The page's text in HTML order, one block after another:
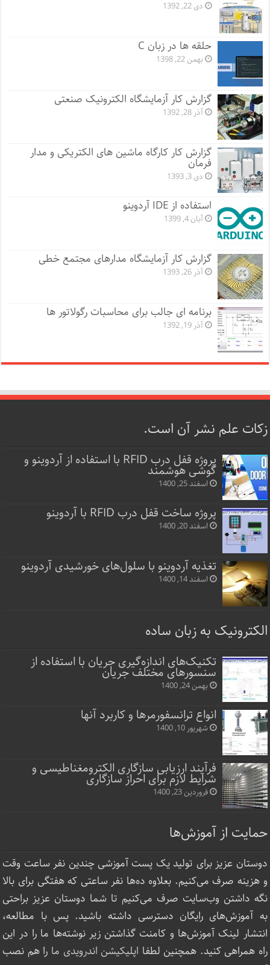
دی 22, 1392
حلقه ها در زبان C
بهمن 22, 1398
گزارش کار آزمایشگاه الکترونیک صنعتی
آذر 28, 1392
گزارش کار کارگاه ماشین های الکتریکی و مدار
فرمان
دی 3, 1393
استفاده از IDE آردوینو
آبان 4, 1399
گزارش کار آزمایشگاه مدارهای مجتمع خطی
آذر 26, 1393
برنامه ای جالب برای محاسبات رگولاتور ها
آذر 19, 1392
زکات علم نشر آن است.
پروژه قفل‌ درب RFID با استفاده از آردوینو و
گوشی هوشمند
اسفند 25, 1400
پروژه ساخت قفل‌ درب RFID با آردوینو
اسفند 20, 1400
تغذیه آردوینو با سلول‌های خورشیدی آردوینو
اسفند 14, 1400
الکترونیک به زبان ساده
تکنیک‌های اندازه‌گیری جریان با استفاده از
سنسورهای مختلف جریان
بهمن 24, 1400
انواع ترانسفورمرها و کاربرد آنها
شهریور 10, 1400
فرآیند ارزیابی سازگاری الکترومغناطیسی و
شرایط لازم برای احراز سازگاری
فروردین 23, 1400
حمایت از آموزش‌ها
دوستان عزیز برای تولید یک پست آموزشی چندین نفر ساعت‌ وقت
و هزینه صرف می‌کنیم. بعلاوه ده‌ها نفر ساعتی که هفتگی برای بالا
نگه داشتن وب‌سایت صرف ‌می‌کنیم تا شما دوستان عزیز براحتی
به آموزش‌های رایگان دسترسی داشته باشید. پس با مطالعه،
انتشار لینک‌ آموزش‌ها و کامنت گذاشتن زیر نوشته‌‌ها ما را در این
راه همراهی کنید. همچنین لطفا اپلیکیشن اندرویدی ما را هم نصب